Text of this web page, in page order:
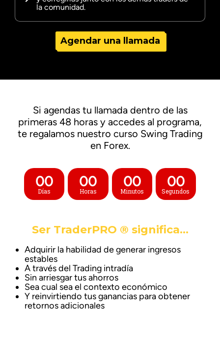
la comunidad.
Agendar una llamada
Si agendas tu llamada dentro de las
primeras 48 horas y accedes al programa,
te regalamos nuestro curso Swing Trading
en Forex.
00
Días
00
Horas
00
Minutos
00
Segundos
Ser TraderPRO ® significa…
Adquirir la habilidad de generar ingresos
estables
A través del Trading intradía
Sin arriesgar tus ahorros
Sea cual sea el contexto económico
Y reinvirtiendo tus ganancias para obtener
retornos adicionales